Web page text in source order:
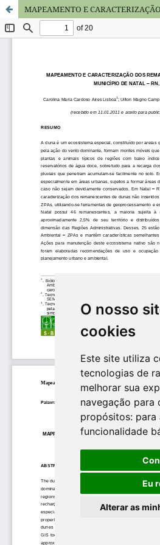
O nosso
cookies
Este site utiliza
tecnologias de
melhorar sua
navegação para
propósitos: para
funcionalidade
Eu
Alterar as